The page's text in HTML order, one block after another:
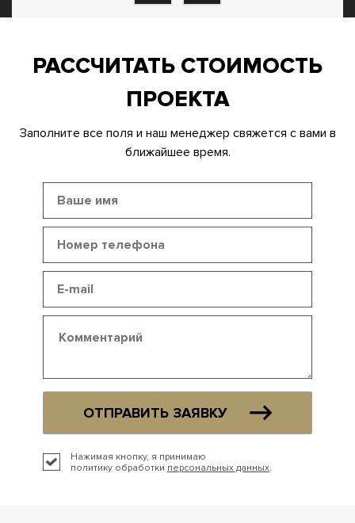
РАССЧИТАТЬ СТОИМОСТЬ
ПРОЕКТА
Заполните все поля и наш менеджер свяжется с вами в
ближайшее время.
ОТПРАВИТЬ ЗАЯВКУ
Нажимая кнопку, я принимаю
политику обработки персональных данных.